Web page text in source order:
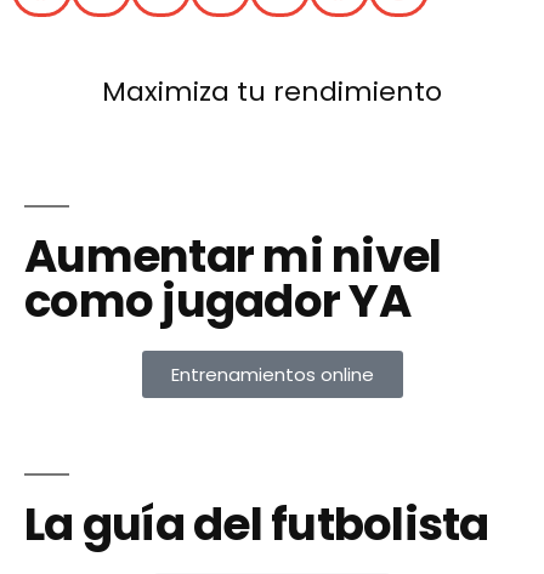
Maximiza tu rendimiento
Aumentar mi nivel
como jugador YA
Entrenamientos online
La guía del futbolista